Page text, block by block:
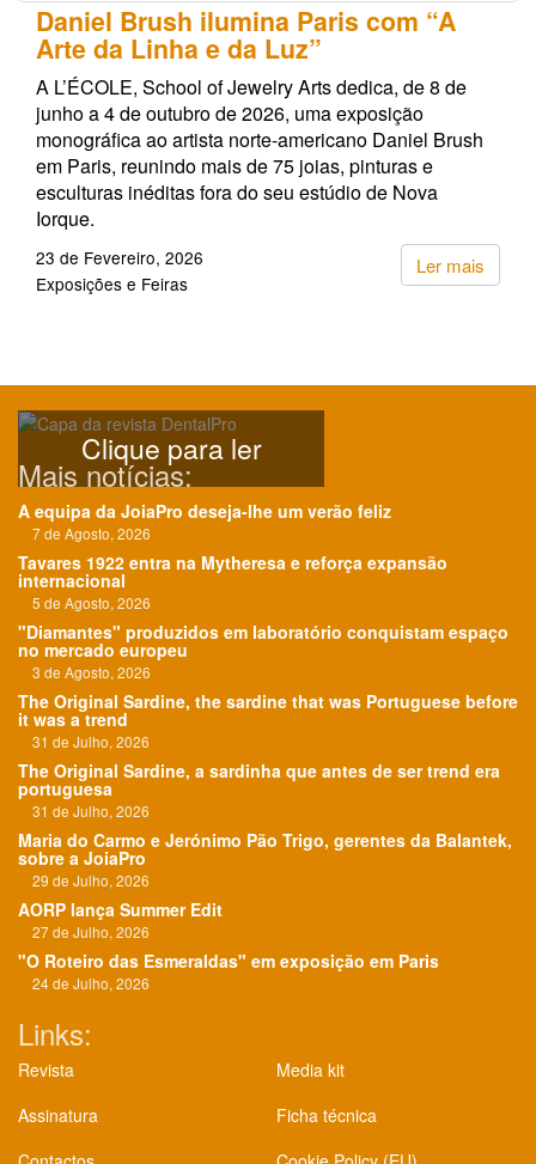
Daniel Brush ilumina Paris com “A
Arte da Linha e da Luz”
A L’ÉCOLE, School of Jewelry Arts dedica, de 8 de
junho a 4 de outubro de 2026, uma exposição
monográfica ao artista norte‑americano Daniel Brush
em Paris, reunindo mais de 75 joias, pinturas e
esculturas inéditas fora do seu estúdio de Nova
Iorque.
Ler mais
23 de Fevereiro, 2026
Exposições e Feiras
Clique para ler
Mais notícias:
A equipa da JoiaPro deseja-lhe um verão feliz
7 de Agosto, 2026
Tavares 1922 entra na Mytheresa e reforça expansão
internacional
5 de Agosto, 2026
"Diamantes" produzidos em laboratório conquistam espaço
no mercado europeu
3 de Agosto, 2026
The Original Sardine, the sardine that was Portuguese before
it was a trend
31 de Julho, 2026
The Original Sardine, a sardinha que antes de ser trend era
portuguesa
31 de Julho, 2026
Maria do Carmo e Jerónimo Pão Trigo, gerentes da Balantek,
sobre a JoiaPro
29 de Julho, 2026
AORP lança Summer Edit
27 de Julho, 2026
"O Roteiro das Esmeraldas" em exposição em Paris
24 de Julho, 2026
Links:
Revista
Assinatura
Media kit
Ficha técnica